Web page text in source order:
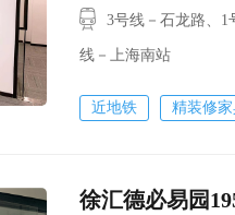
3号线－石龙路、1
线－上海南站
近地铁 精装修
徐汇德必易园